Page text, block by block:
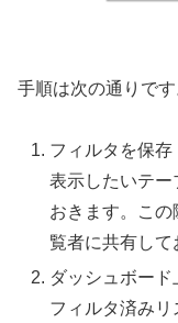
手順は次の通りです
フィルタを保存
表示したいテー
おきます。こ
覧者に共有して
ダッシュボー
フィルタ済み